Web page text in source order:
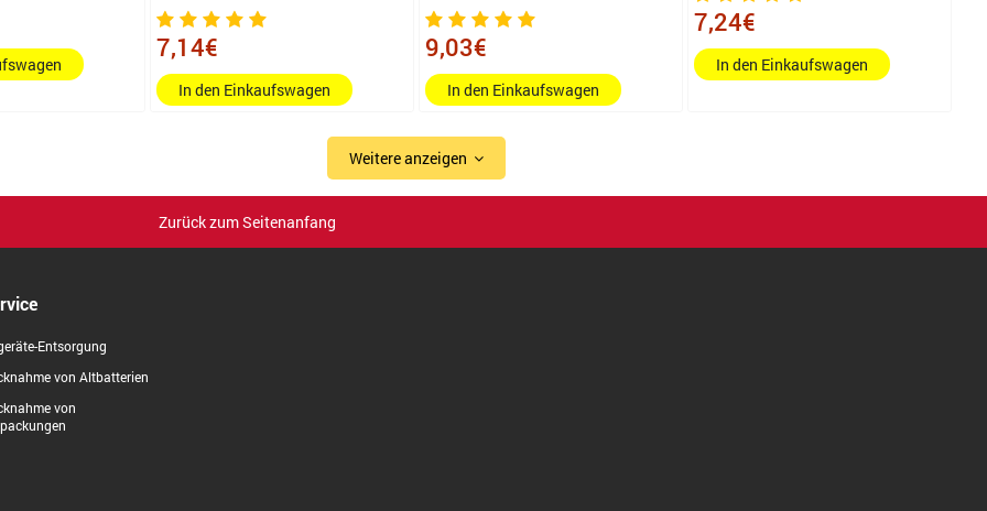
7,14€
In den Einkaufswagen
9,03€
In den Einkaufswagen
7,24€
In den Einkaufswagen
Weitere anzeigen
Zurück zum Seitenanfang
Entsorgung
von Altbatterien
von